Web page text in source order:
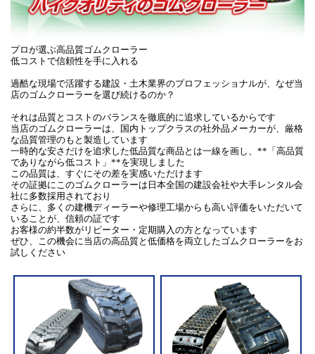
プロが選ぶ高品質ゴムクローラー
低コストで信頼性を手に入れる
過酷な現場で活躍する建設・土木業界のプロフェッショナルが、なぜ当
店のゴムクローラーを選び続けるのか？
それは品質とコストのバランスを徹底的に追求しているからです
当店のゴムクローラーは、国内トップクラスの社外品メーカーが、厳格
な品質管理のもと製造しています
一時的な安さだけを追求した低品質な商品とは一線を画し、**「高品質
でありながら低コスト」**を実現しました
この品質は、すぐにその差を実感いただけます
その証拠にこのゴムクローラーは日本全国の建設会社や大手レンタル会
社に多数採用されており
さらに、多くの建機ディーラーや修理工場からも高い評価をいただいて
いることが、信頼の証です
お客様の約半数がリピーター・定期購入の方となっています
ぜひ、この機会に当店の高品質と低価格を両立したゴムクローラーをお
試しください